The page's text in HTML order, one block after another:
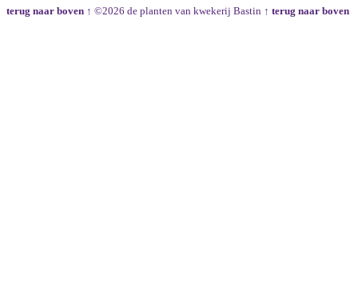
terug naar boven ↑ ©2026 de planten van kwekerij Bastin ↑ terug naar boven